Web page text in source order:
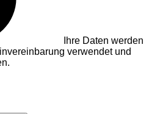
Ihre Daten werden
verwendet und